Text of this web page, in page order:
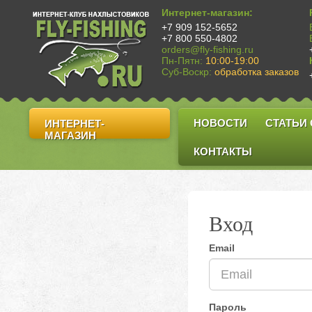
Интернет-магазин:
+7 909 152-5652
+7 800 550-4802
orders@fly-fishing.ru
Пн-Пятн: 10:00-19:00
Суб-Воскр: обработка заказов
ИНТЕРНЕТ-
МАГАЗИН
НОВОСТИ СТАТЬИ
КОНТАКТЫ
Вход
Email
Пароль